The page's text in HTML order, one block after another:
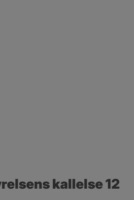
kallelse 12